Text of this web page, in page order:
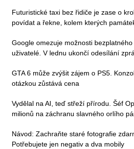
Futuristické taxi bez řidiče je zase o
povídat a řekne, kolem kterých
Google omezuje možnosti
uživatelé. V lednu ukončí odesílání
GTA 6 může zvýšit zájem o PS5.
otázkou zůstává cena
Vydělal na AI, teď střeží přírodu. Šéf
milionů na záchranu slavného orlího
Návod: Zachraňte staré fotografie
Potřebujete jen negativ a dva mobily